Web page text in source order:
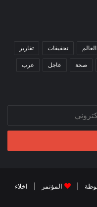
العالم تحقيقات تقارير
صحة عاجل عرب
المؤتمر
اخلاء